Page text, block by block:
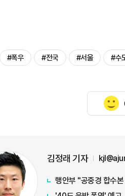
#폭우 #전국 #서울 #수
김정래 기자
행안부 "공중경 합수